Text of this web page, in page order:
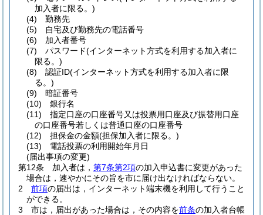
加入者に限る。)
(4)
勤務先
(5)
自宅及び勤務先の電話番号
(6)
加入者番号
(7)
パスワード(インターネット方式を利用する加入者に
限る。)
(8)
認証ID(インターネット方式を利用する加入者に限
る。)
(9)
暗証番号
(10)
銀行名
(11)
指定口座の口座番号又は投票用口座及び振替用口座
の口座番号若しくは普通口座の口座番号
(12)
担保金の金額(担保加入者に限る。)
(13)
電話投票の利用開始年月日
(届出事項の変更)
第12条
加入者は， 第7条第2項の加入申込書に変更があった
場合は，速やかにその旨を市に届け出なければならない。
2
前項の届出は，インターネット端末機を利用して行うこと
ができる。
3
市は，届出があった場合は，その内容を前条の加入者台帳